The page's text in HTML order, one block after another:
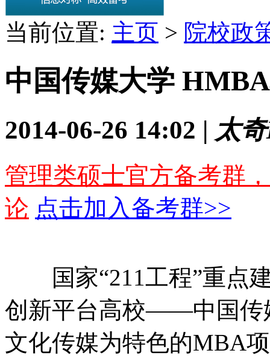
当前位置: 主页 > 院校政
中国传媒大学
2014-06-26 14:02 | 太
管理类硕士官方备考群
论 点击加入备考群>>
国家“211工程”重点建
创新平台高校——中国传
文化传媒为特色的MBA